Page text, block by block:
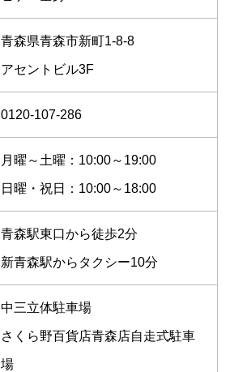
青森県青森市新町1-8-8
アセントビル3F
0120-107-286
月曜～土曜：10:00～19:00
日曜・祝日：10:00～18:00
青森駅東口から徒歩2分
新青森駅からタクシー10分
中三立体駐車場
さくら野百貨店青森店自走式駐車
場